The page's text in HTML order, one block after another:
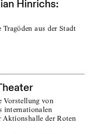
Hinrichs:
aus der Stadt
Vorstellung von
internationalen
Aktionshalle der Roten